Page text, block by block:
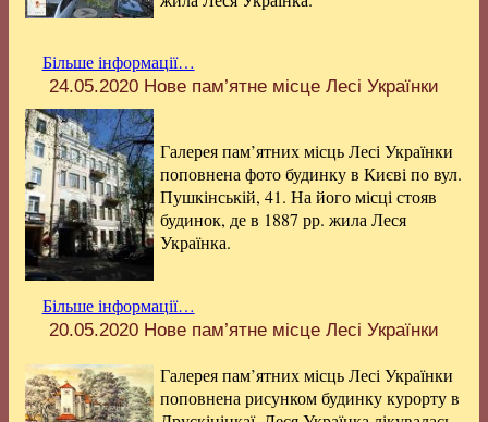
Більше інформації…
24.05.2020 Нове пам’ятне місце Лесі Українки
Галерея пам’ятних місць Лесі Українки
поповнена фото будинку в Києві по вул.
Пушкінській, 41. На його місці стояв
будинок, де в 1887 рр. жила Леся
Українка.
Більше інформації…
20.05.2020 Нове пам’ятне місце Лесі Українки
Галерея пам’ятних місць Лесі Українки
поповнена рисунком будинку курорту в